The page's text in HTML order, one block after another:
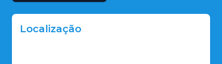
Localização